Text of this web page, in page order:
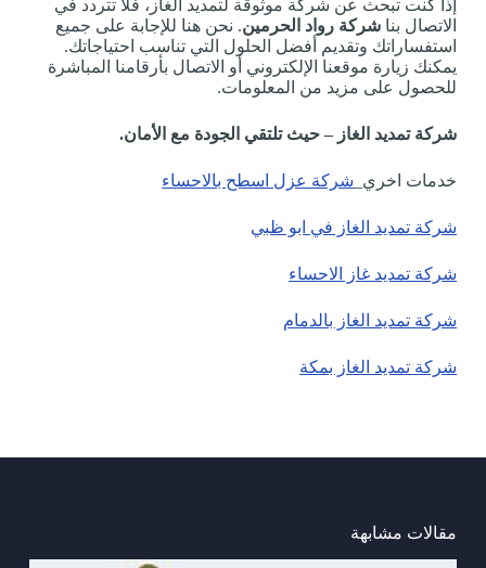
إذا كنت تبحث عن شركة موثوقة لتمديد الغاز، فلا تتردد في
الاتصال بنا شركة رواد الحرمين. نحن هنا للإجابة على جميع
استفساراتك وتقديم أفضل الحلول التي تناسب احتياجاتك.
يمكنك زيارة موقعنا الإلكتروني أو الاتصال بأرقامنا المباشرة
للحصول على مزيد من المعلومات.
شركة تمديد الغاز – حيث تلتقي الجودة مع الأمان.
خدمات اخري_ شركة عزل اسطح بالاحساء
شركة تمديد الغاز في ابو ظبي
شركة تمديد غاز الاحساء
شركة تمديد الغاز بالدمام
شركة تمديد الغاز بمكة
مقالات مشابهة